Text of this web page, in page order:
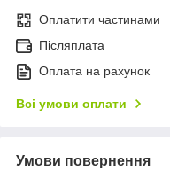
Оплатити частинами
Післяплата
Оплата на рахунок
Всі умови оплати
Умови повернення